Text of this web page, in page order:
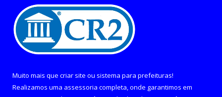
Muito mais que criar site ou sistema para prefeituras!
Realizamos uma assessoria completa, onde garantimos em